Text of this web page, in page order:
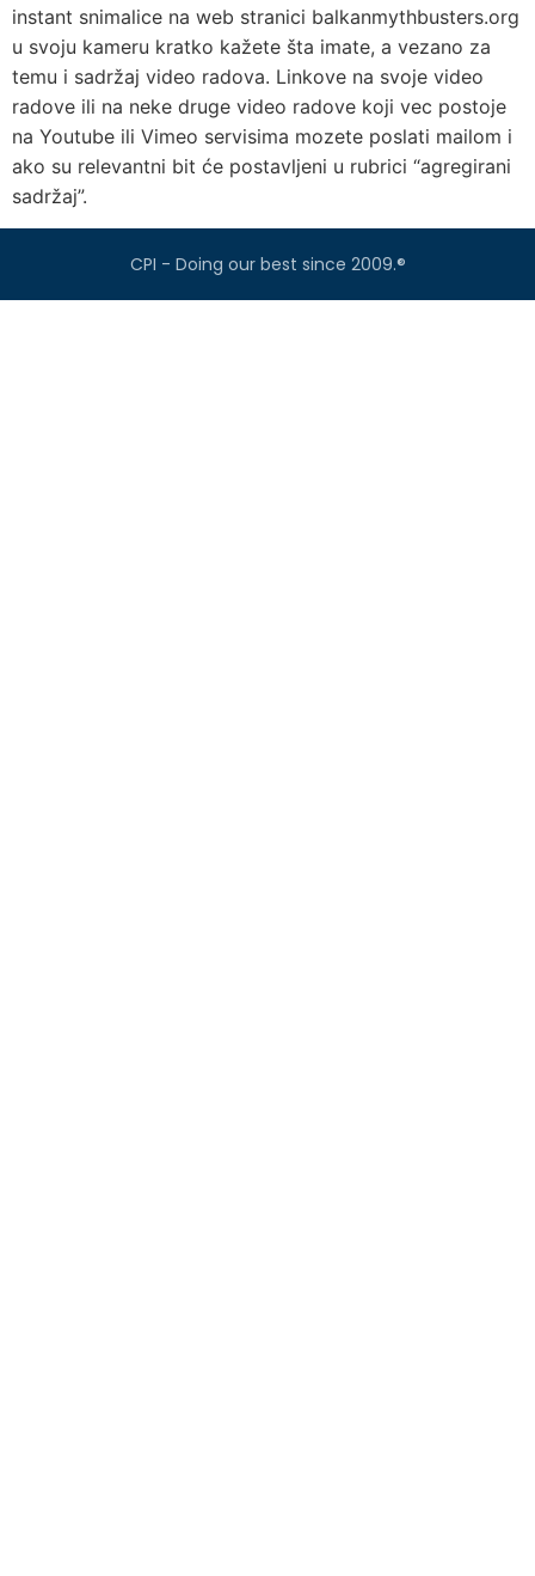
instant snimalice na web stranici balkanmythbusters.org
u svoju kameru kratko kažete šta imate, a vezano za
temu i sadržaj video radova. Linkove na svoje video
radove ili na neke druge video radove koji vec postoje
na Youtube ili Vimeo servisima mozete poslati mailom i
ako su relevantni bit će postavljeni u rubrici “agregirani
sadržaj”.
CPI - Doing our best since 2009.®